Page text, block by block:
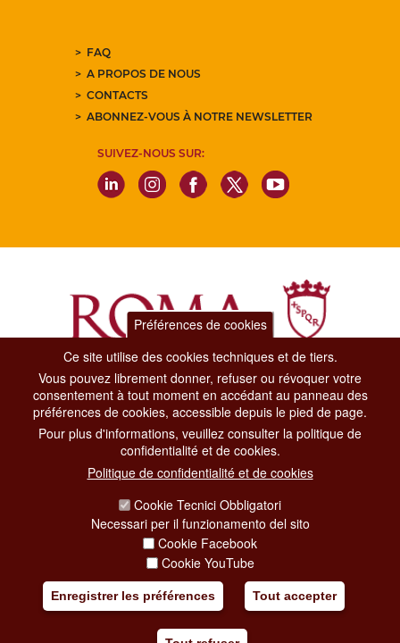
FAQ
A PROPOS DE NOUS
CONTACTS
ABONNEZ-VOUS À NOTRE NEWSLETTER
SUIVEZ-NOUS SUR:
Dipartimento Grandi Eventi, Sport, Turismo e Moda.
Via di San Basilio, 51
00187 Roma
CONTACT CENTER TEL. 06 06 08
CONTATTA LA REDAZIONE
SOCIAL MEDIA POLICY
Préférences de cookies
Ce site utilise des cookies techniques et de tiers.
Vous pouvez librement donner, refuser ou révoquer votre
consentement à tout moment en accédant au panneau des
préférences de cookies, accessible depuis le pied de page.
Pour plus d'informations, veuillez consulter la politique de
confidentialité et de cookies.
Politique de confidentialité et de cookies
Cookie Tecnici Obbligatori
Necessari per il funzionamento del sito
Cookie Facebook
Cookie YouTube
Enregistrer les préférences Tout accepter